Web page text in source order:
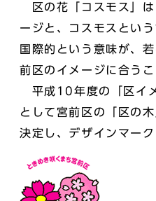
区の花「コスモス」は
ージと、コスモスとい
国際的という意味が、
前区のイメージに合う
平成10年度の「区イ
として宮前区の「区の
決定し、デザインマーク